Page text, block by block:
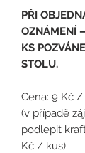
PŘI
OZNÁMENÍ
KS
STOLU.
Cena: 9 Kč /
(v případě
podlepit
Kč / kus)